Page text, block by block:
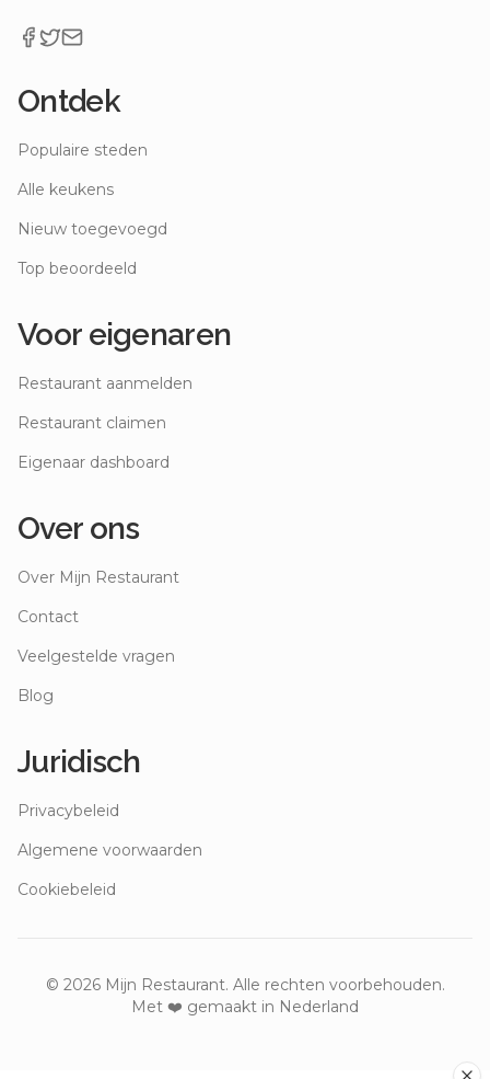
Ontdek
Populaire steden
Alle keukens
Nieuw toegevoegd
Top beoordeeld
Voor eigenaren
Restaurant aanmelden
Restaurant claimen
Eigenaar dashboard
Over ons
Over Mijn Restaurant
Contact
Veelgestelde vragen
Blog
Juridisch
Privacybeleid
Algemene voorwaarden
Cookiebeleid
© 2026Mijn Restaurant. Alle rechten voorbehouden.
Met ❤️ gemaakt in Nederland